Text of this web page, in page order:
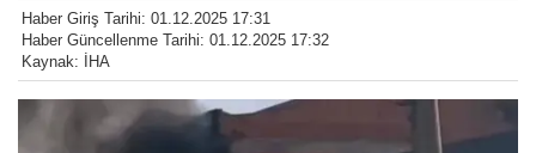
Haber Giriş Tarihi: 01.12.2025 17:31
Haber Güncellenme Tarihi: 01.12.2025 17:32
Kaynak: İHA